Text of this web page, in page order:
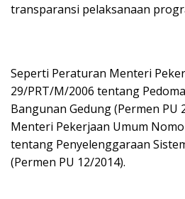
transparansi pelaksanaan
Seperti Peraturan Menteri
29/PRT/M/2006 tentang
Bangunan Gedung (Permen PU
Menteri Pekerjaan Umum
tentang Penyelenggaraan
(Permen PU 12/2014).